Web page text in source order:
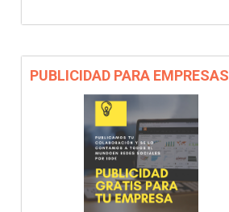
PUBLICIDAD PARA EMPRESAS